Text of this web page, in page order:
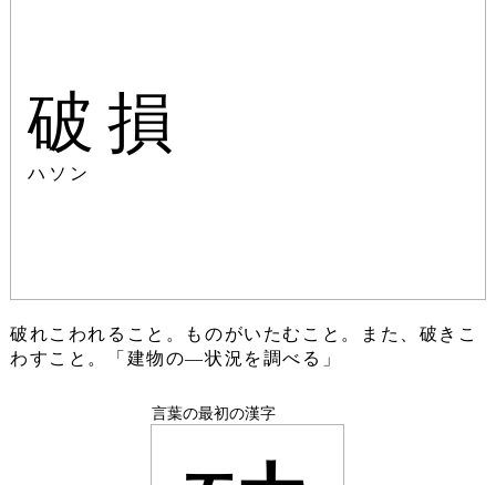
破損
ハソン
破れこわれること。ものがいたむこと。また、破きこ
わすこと。「建物の―状況を調べる」
言葉の最初の漢字